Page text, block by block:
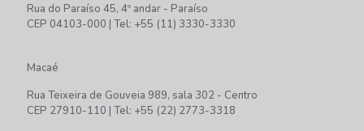
Rua do Paraíso 45, 4º andar - Paraíso
CEP 04103-000 | Tel: +55 (11) 3330-3330
Macaé
Rua Teixeira de Gouveia 989, sala 302 - Centro
CEP 27910-110 | Tel: +55 (22) 2773-3318